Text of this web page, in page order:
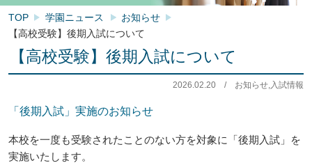
TOP 学園ニュース
お知らせ
【高校受験】後期入試について
【高校受験】後期入試について
2026.02.20 / お知らせ,入試情報
「後期入試」実施のお知らせ
本校を一度も受験されたことのない方を対象に「後期入試」を
実施いたします。